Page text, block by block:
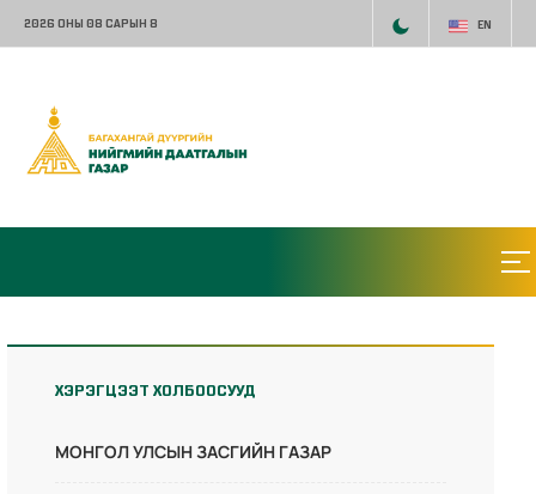
2026 ОНЫ 08 САРЫН 8 EN
ХЭРЭГЦЭЭТ ХОЛБООСУУД
МОНГОЛ УЛСЫН ЗАСГИЙН ГАЗАР